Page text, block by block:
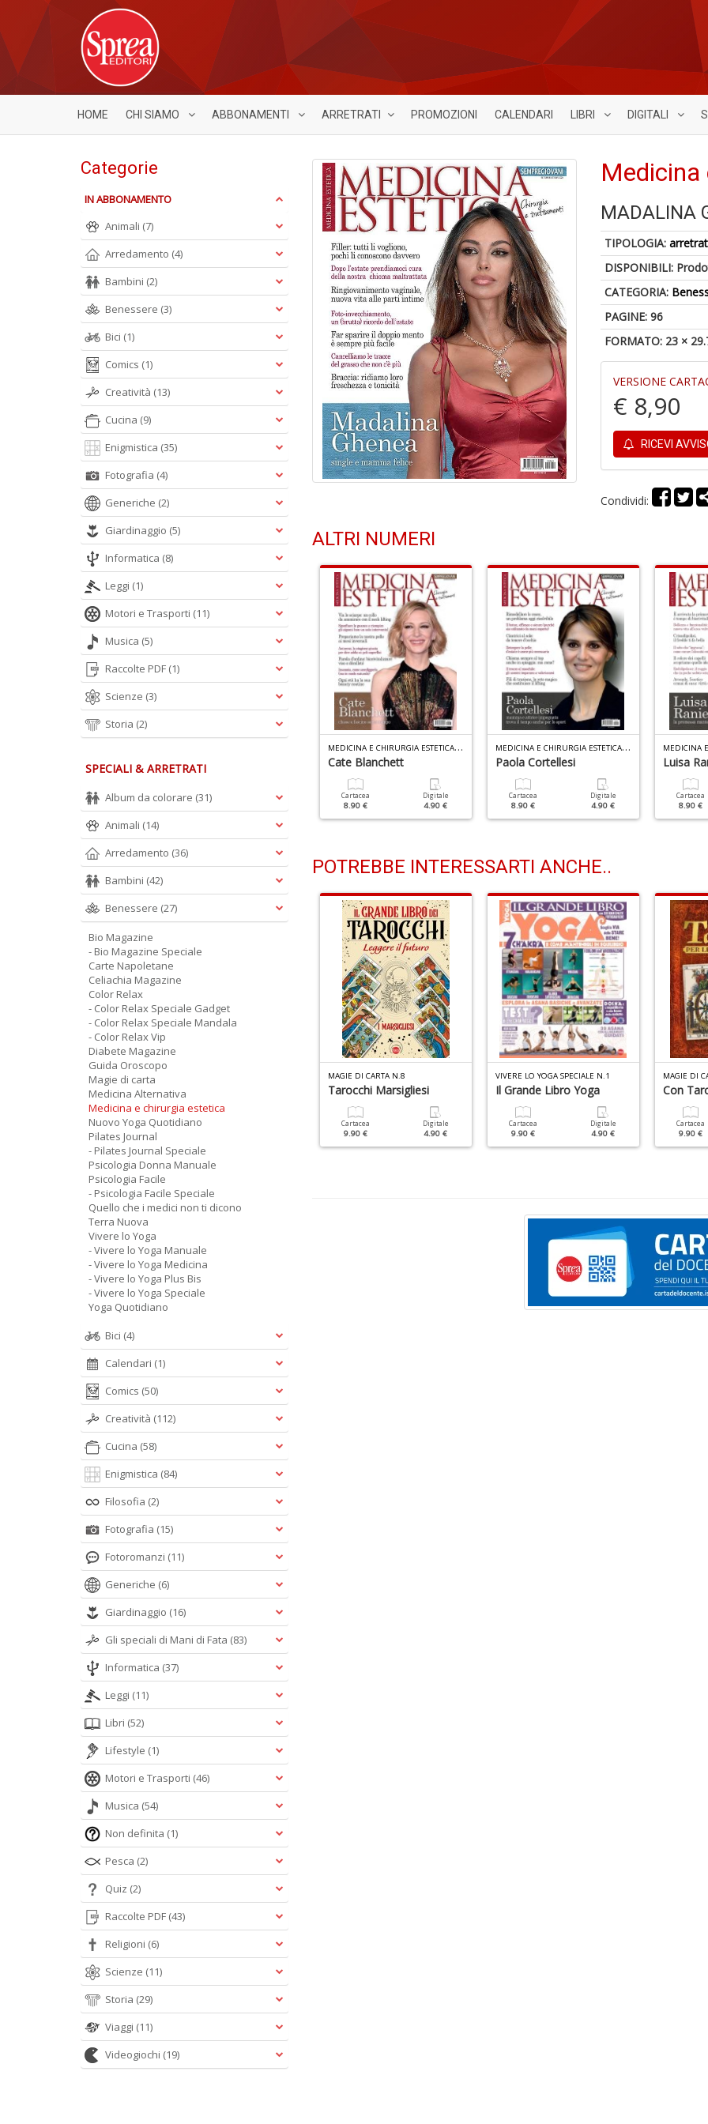
HOME CHI SIAMO ABBONAMENTI ARRETRATI PROMOZIONI CALENDARI LIBRI DIGITALI
MADALINA
TIPOLOGIA:
DISPONIBILI:
CATEGORIA:
PAGINE: 96
FORMATO: 23 ×
VERSIONE
€ 8,90
RICEVI
Condividi:
ALTRI NUMERI
Digitale
4.90 €
Paola Perego
Cartacea
8.90 €
Digitale
M
EDICINA E CHIRURGIA ESTETICA N.43
Cate Blanchett
Cartacea
8.90 €
Digitale
4.90 €
M
EDICINA E CHIRURGIA ESTETICA N.41
Paola Cortellesi
Cartacea
8.90 €
Digitale
4.90 €
Luisa
Cartacea
8.90 €
POTREBBE INTERESSARTI ANCHE..
JOURNAL SPECIALE N.1
Libro Del Pilates
Digitale
4.90 €
I Benefici Dello Yoga
Cartacea
MAGIE DI CARTA N.8
Tarocchi Marsigliesi
Cartacea
9.90 €
Digitale
4.90 €
VIVERE LO YOGA SPECIALE N.1
Il Grande Libro Yoga
Cartacea
9.90 €
Digitale
4.90 €
MAGIE DI
Con
Cartacea
9.90 €
Categorie
IN ABBONAMENTO
Animali (7)
Arredamento (4)
Bambini (2)
Benessere (3)
Bici (1)
Comics (1)
Creatività (13)
Cucina (9)
Enigmistica (35)
Fotografia (4)
Generiche (2)
Giardinaggio (5)
Informatica (8)
Leggi (1)
Motori e Trasporti (11)
Musica (5)
Raccolte PDF (1)
Scienze (3)
Storia (2)
SPECIALI & ARRETRATI
Album da colorare (31)
Animali (14)
Arredamento (36)
Bambini (42)
Benessere (27)
Bio Magazine
- Bio Magazine Speciale
Carte Napoletane
Celiachia Magazine
Color Relax
- Color Relax Speciale Gadget
- Color Relax Speciale Mandala
- Color Relax Vip
Diabete Magazine
Guida Oroscopo
Magie di carta
Medicina Alternativa
Medicina e chirurgia estetica
Nuovo Yoga Quotidiano
Pilates Journal
- Pilates Journal Speciale
Psicologia Donna Manuale
Psicologia Facile
- Psicologia Facile Speciale
Quello che i medici non ti dicono
Terra Nuova
Vivere lo Yoga
- Vivere lo Yoga Manuale
- Vivere lo Yoga Medicina
- Vivere lo Yoga Plus Bis
- Vivere lo Yoga Speciale
Yoga Quotidiano
Bici (4)
Calendari (1)
Comics (50)
Creatività (112)
Cucina (58)
Enigmistica (84)
Filosofia (2)
Fotografia (15)
Fotoromanzi (11)
Generiche (6)
Giardinaggio (16)
Gli speciali di Mani di Fata (83)
Informatica (37)
Leggi (11)
Libri (52)
Lifestyle (1)
Motori e Trasporti (46)
Musica (54)
Non definita (1)
Pesca (2)
Quiz (2)
Raccolte PDF (43)
Religioni (6)
Scienze (11)
Storia (29)
Viaggi (11)
Videogiochi (19)